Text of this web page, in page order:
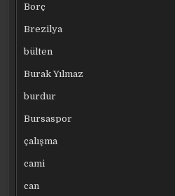
Borç
Brezilya
bülten
Burak Yılmaz
burdur
Bursaspor
çalışma
cami
can